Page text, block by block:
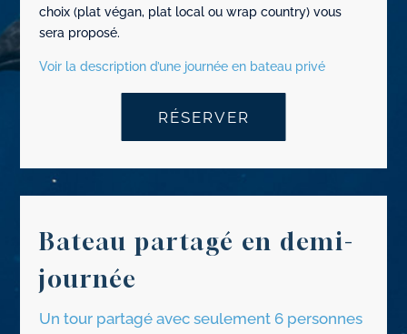
choix (plat végan, plat local ou wrap country) vous
sera proposé.
Voir la description d’une journée en bateau privé
RÉSERVER
Bateau partagé en demi-
journée
Un tour partagé avec seulement 6 personnes